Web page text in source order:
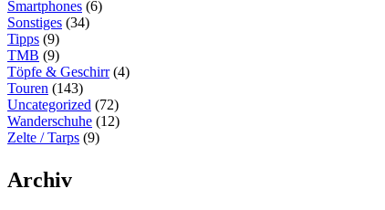
Smartphones (6)
Sonstiges (34)
Tipps (9)
TMB (9)
Töpfe & Geschirr(4)
Touren (143)
Uncategorized (72)
Wanderschuhe (12)
Zelte / Tarps (9)
Archiv